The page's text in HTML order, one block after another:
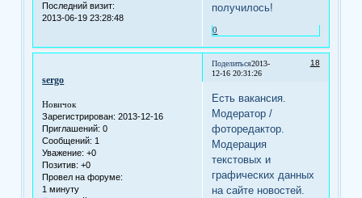
Последний визит:
2013-06-19 23:28:48
получилось!
0
Поделиться 18
2013-
12-16 20:31:26
sergo
Новичок
Зарегистрирован: 2013-12-16
Приглашений: 0
Сообщений: 1
Уважение: +0
Позитив: +0
Провел на форуме:
1 минуту
Есть вакансия.
Модератор /
фоторедактор.
Модерация
текстовых и
графических данных
на сайте новостей.